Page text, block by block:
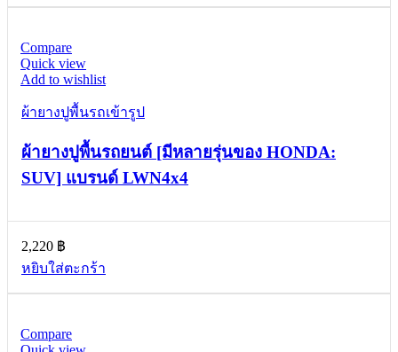
Compare
Quick view
Add to wishlist
ผ้ายางปูพื้นรถเข้ารูป
ผ้ายางปูพื้นรถยนต์ [มีหลายรุ่นของ HONDA:
SUV] แบรนด์ LWN4x4
2,220 ฿
หยิบใส่ตะกร้า
Compare